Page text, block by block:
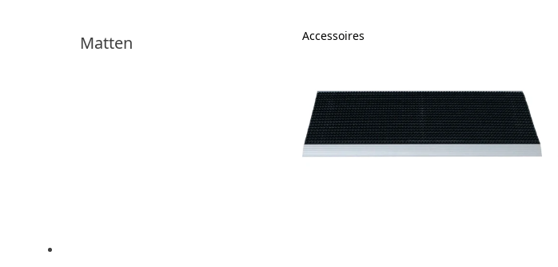
Matten Accessoires